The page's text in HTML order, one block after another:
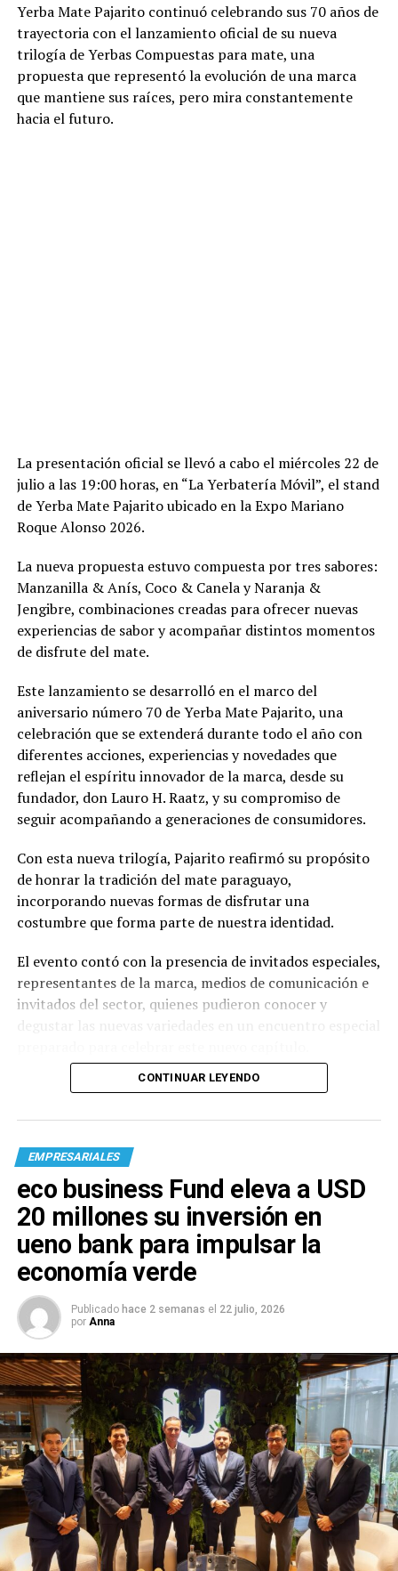
Yerba Mate Pajarito continuó celebrando sus 70 años de
trayectoria con el lanzamiento oficial de su nueva
trilogía de Yerbas Compuestas para mate, una
propuesta que representó la evolución de una marca
que mantiene sus raíces, pero mira constantemente
hacia el futuro.
La presentación oficial se llevó a cabo el miércoles 22 de
julio a las 19:00 horas, en “La Yerbatería Móvil”, el stand
de Yerba Mate Pajarito ubicado en la Expo Mariano
Roque Alonso 2026.
La nueva propuesta estuvo compuesta por tres sabores:
Manzanilla & Anís, Coco & Canela y Naranja &
Jengibre, combinaciones creadas para ofrecer nuevas
experiencias de sabor y acompañar distintos momentos
de disfrute del mate.
Este lanzamiento se desarrolló en el marco del
aniversario número 70 de Yerba Mate Pajarito, una
celebración que se extenderá durante todo el año con
diferentes acciones, experiencias y novedades que
reflejan el espíritu innovador de la marca, desde su
fundador, don Lauro H. Raatz, y su compromiso de
seguir acompañando a generaciones de consumidores.
Con esta nueva trilogía, Pajarito reafirmó su propósito
de honrar la tradición del mate paraguayo,
incorporando nuevas formas de disfrutar una
costumbre que forma parte de nuestra identidad.
El evento contó con la presencia de invitados especiales,
representantes de la marca, medios de comunicación e
invitados del sector, quienes pudieron conocer y
CONTINUAR LEYENDO
EMPRESARIALES
eco business Fund eleva a USD
20 millones su inversión en
ueno bank para impulsar la
economía verde
Publicado hace 2 semanas el 22 julio, 2026
por Anna